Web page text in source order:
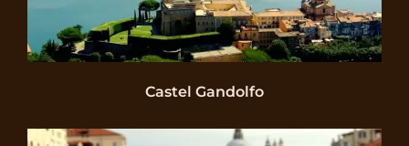
Castel Gandolfo